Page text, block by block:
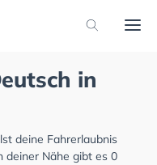
in
deine Fahrerlaubnis
deiner Nähe gibt es 0